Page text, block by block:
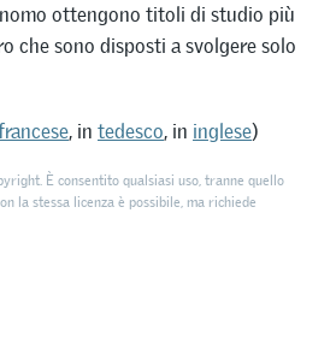
ottengono titoli di studio più
che sono disposti a svolgere solo
, in tedesco, in inglese)
È consentito qualsiasi uso, tranne quello
la stessa licenza è possibile, ma richiede